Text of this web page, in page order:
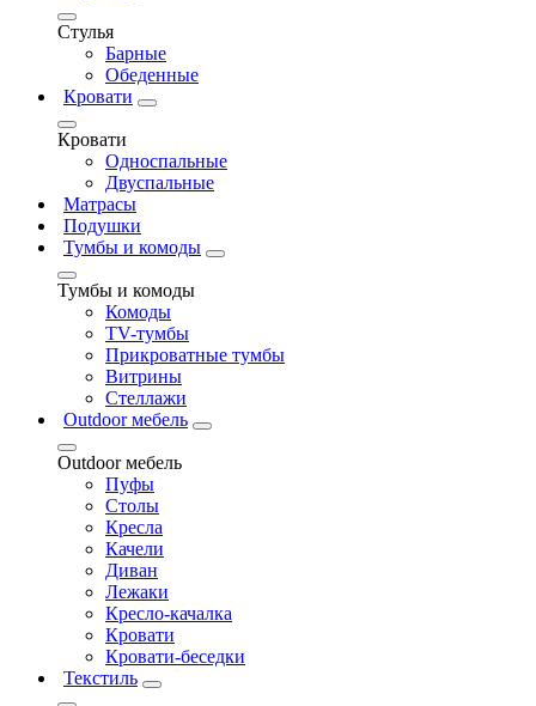
Стулья
Барные
Обеденные
Кровати
Кровати
Односпальные
Двуспальные
Матрасы
Подушки
Тумбы и комоды
Тумбы и комоды
Комоды
ТV-тумбы
Прикроватные тумбы
Витрины
Стеллажи
Outdoor мебель
Outdoor мебель
Пуфы
Столы
Кресла
Качели
Диван
Лежаки
Кресло-качалка
Кровати
Кровати-беседки
Текстиль